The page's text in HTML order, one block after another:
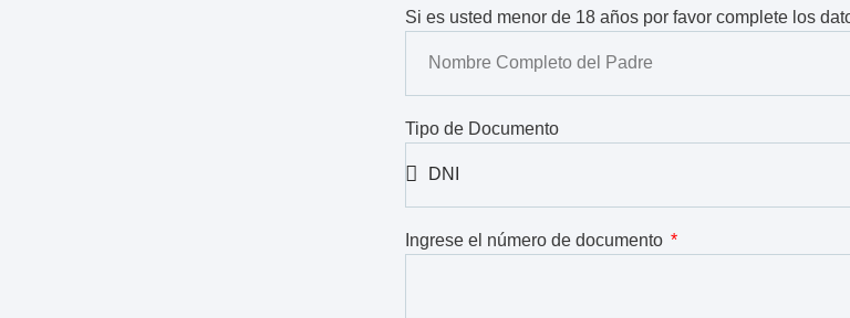
Si es usted menor de 18 años por favor complete los
Tipo de Documento
Ingrese el número de documento